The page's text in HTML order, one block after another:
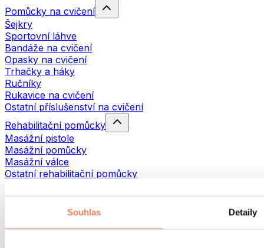
Souhlas Detaily
Pomůcky na cvičení
Šejkry
Sportovní láhve
Bandáže na cvičení
Opasky na cvičení
Trhačky a háky
Ručníky
Rukavice na cvičení
Ostatní příslušenství na cvičení
Rehabilitační pomůcky
Masážní pistole
Masážní pomůcky
Masážní válce
Ostatní rehabilitační pomůcky
Batohy